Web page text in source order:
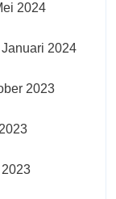
2024
Januari 2024
2023
2023